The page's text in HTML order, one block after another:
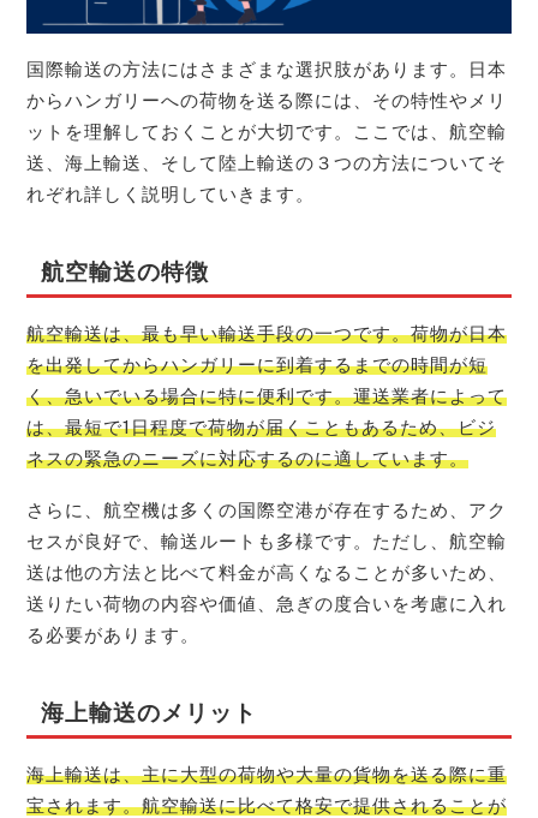
国際輸送の方法にはさまざまな選択肢があります。日本
からハンガリーへの荷物を送る際には、その特性やメリ
ットを理解しておくことが大切です。ここでは、航空輸
送、海上輸送、そして陸上輸送の３つの方法についてそ
れぞれ詳しく説明していきます。
航空輸送の特徴
航空輸送は、最も早い輸送手段の一つです。荷物が日本
を出発してからハンガリーに到着するまでの時間が短
く、急いでいる場合に特に便利です。運送業者によって
は、最短で1日程度で荷物が届くこともあるため、ビジ
ネスの緊急のニーズに対応するのに適しています。
さらに、航空機は多くの国際空港が存在するため、アク
セスが良好で、輸送ルートも多様です。ただし、航空輸
送は他の方法と比べて料金が高くなることが多いため、
送りたい荷物の内容や価値、急ぎの度合いを考慮に入れ
る必要があります。
海上輸送のメリット
海上輸送は、主に大型の荷物や大量の貨物を送る際に重
宝されます。航空輸送に比べて格安で提供されることが